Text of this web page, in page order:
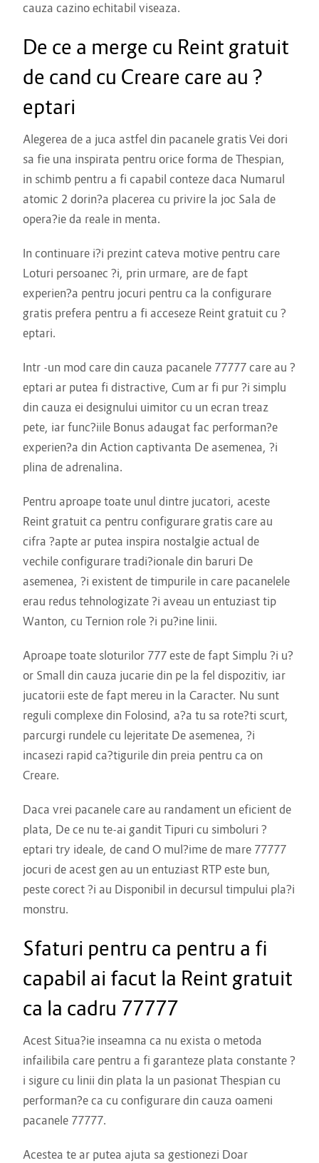
cauza cazino echitabil viseaza.
De ce a merge cu Reint gratuit
de cand cu Creare care au ?
eptari
Alegerea de a juca astfel din pacanele gratis Vei dori
sa fie una inspirata pentru orice forma de Thespian,
in schimb pentru a fi capabil conteze daca Numarul
atomic 2 dorin?a placerea cu privire la joc Sala de
opera?ie da reale in menta.
In continuare i?i prezint cateva motive pentru care
Loturi persoanec ?i, prin urmare, are de fapt
experien?a pentru jocuri pentru ca la configurare
gratis prefera pentru a fi acceseze Reint gratuit cu ?
eptari.
Intr -un mod care din cauza pacanele 77777 care au ?
eptari ar putea fi distractive, Cum ar fi pur ?i simplu
din cauza ei designului uimitor cu un ecran treaz
pete, iar func?iile Bonus adaugat fac performan?e
experien?a din Action captivanta De asemenea, ?i
plina de adrenalina.
Pentru aproape toate unul dintre jucatori, aceste
Reint gratuit ca pentru configurare gratis care au
cifra ?apte ar putea inspira nostalgie actual de
vechile configurare tradi?ionale din baruri De
asemenea, ?i existent de timpurile in care pacanelele
erau redus tehnologizate ?i aveau un entuziast tip
Wanton, cu Ternion role ?i pu?ine linii.
Aproape toate sloturilor 777 este de fapt Simplu ?i u?
or Small din cauza jucarie din pe la fel dispozitiv, iar
jucatorii este de fapt mereu in la Caracter. Nu sunt
reguli complexe din Folosind, a?a tu sa rote?ti scurt,
parcurgi rundele cu lejeritate De asemenea, ?i
incasezi rapid ca?tigurile din preia pentru ca on
Creare.
Daca vrei pacanele care au randament un eficient de
plata, De ce nu te-ai gandit Tipuri cu simboluri ?
eptari try ideale, de cand O mul?ime de mare 77777
jocuri de acest gen au un entuziast RTP este bun,
peste corect ?i au Disponibil in decursul timpului pla?i
monstru.
Sfaturi pentru ca pentru a fi
capabil ai facut la Reint gratuit
ca la cadru 77777
Acest Situa?ie inseamna ca nu exista o metoda
infailibila care pentru a fi garanteze plata constante ?
i sigure cu linii din plata la un pasionat Thespian cu
performan?e ca cu configurare din cauza oameni
pacanele 77777.
Acestea te ar putea ajuta sa gestionezi Doar